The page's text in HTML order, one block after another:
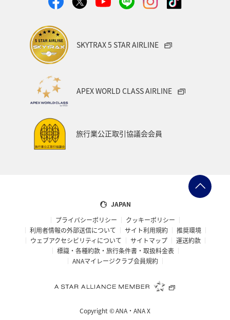
SKYTRAX 5 STAR AIRLINE
APEX WORLD CLASS AIRLINE
旅行業公正取引協議会会員
JAPAN
プライバシーポリシー
クッキーポリシー
利用者情報の外部送信について
サイト利用規約
推奨環境
ウェブアクセシビリティについて
サイトマップ
運送約款
標識・各種約款・旅行条件書・取扱料金表
ANAマイレージクラブ会員規約
Copyright ©ANA・ANA X